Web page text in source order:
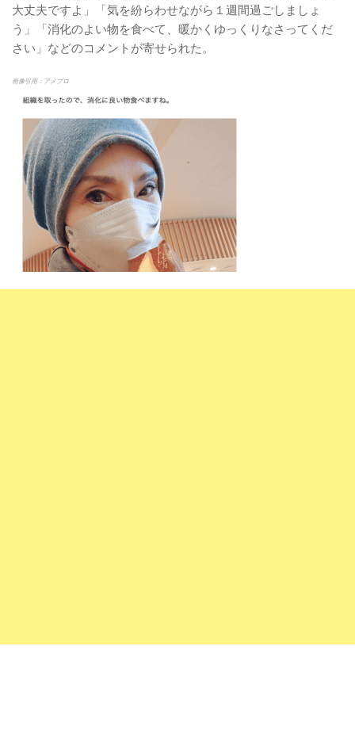
大丈夫ですよ」「気を紛らわせながら１週間過ごしましょ
う」「消化のよい物を食べて、暖かくゆっくりなさってくだ
さい」などのコメントが寄せられた。
画像引用：アメブロ